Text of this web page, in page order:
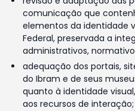
comunicação que
elementos da identidade
Federal, preservada a
administrativos,
adequação dos portais,
do Ibram e de seus
quanto à identidade
aos recursos de interação;